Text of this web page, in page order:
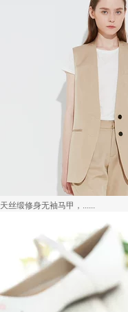
在买衣服的时候，我们会喜欢物